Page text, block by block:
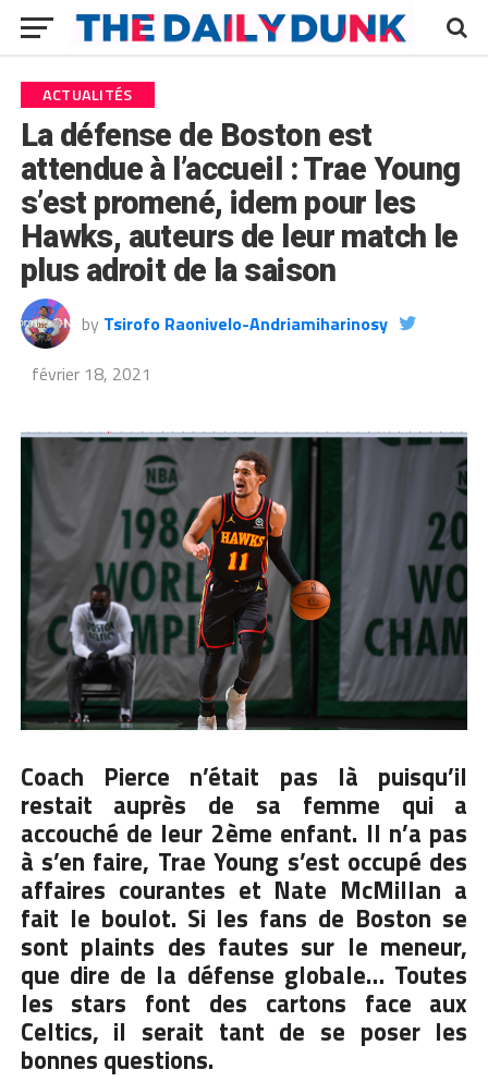
ACTUALITÉS
La défense de Boston est
attendue à l’accueil : Trae Young
s’est promené, idem pour les
Hawks, auteurs de leur match le
plus adroit de la saison
by Tsirofo Raonivelo-Andriamiharinosy
février 18, 2021
Coach Pierce n’était pas là puisqu’il
restait auprès de sa femme qui a
accouché de leur 2ème enfant. Il n’a pas
à s’en faire, Trae Young s’est occupé des
affaires courantes et Nate McMillan a
fait le boulot. Si les fans de Boston se
sont plaints des fautes sur le meneur,
que dire de la défense globale… Toutes
les stars font des cartons face aux
Celtics, il serait tant de se poser les
bonnes questions.